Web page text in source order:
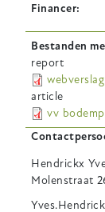
Financer
Bestanden
report
article
vv
Hendrickx
Molenstraat